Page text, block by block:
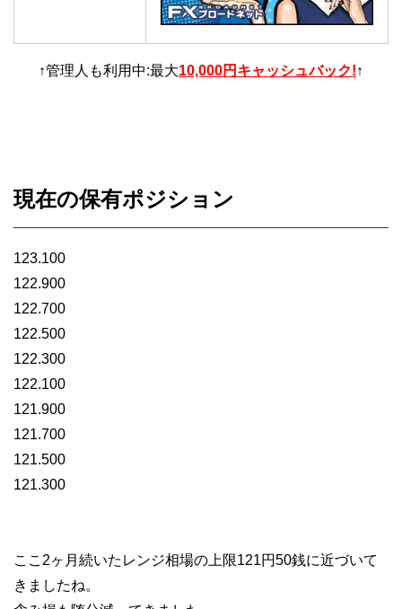
↑管理人も利用中:最大10,000円キャッシュバック!↑
現在の保有ポジション
123.100
122.900
122.700
122.500
122.300
122.100
121.900
121.700
121.500
121.300
ここ2ヶ月続いたレンジ相場の上限121円50銭に近づいて
きましたね。